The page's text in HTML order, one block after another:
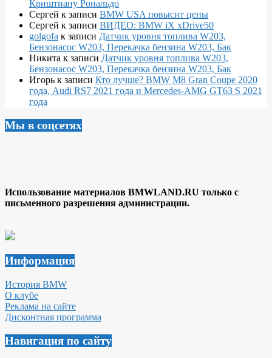
Криштиану Рональдо
Сергей к записи BMW USA повысит цены
Сергей к записи ВИДЕО: BMW iX xDrive50
golgofa к записи Датчик уровня топлива W203,
Бензонасос W203, Перекачка бензина W203, Бак
Никита к записи Датчик уровня топлива W203,
Бензонасос W203, Перекачка бензина W203, Бак
Игорь к записи Кто лучше? BMW M8 Gran Coupe 2020
года, Audi RS7 2021 года и Mercedes-AMG GT63 S 2021
года
Мы в соцсетях
Использование материалов BMWLAND.RU только с
письменного разрешения администрации.
Информация
История BMW
О клубе
Реклама на сайте
Дисконтная программа
Навигация по сайту